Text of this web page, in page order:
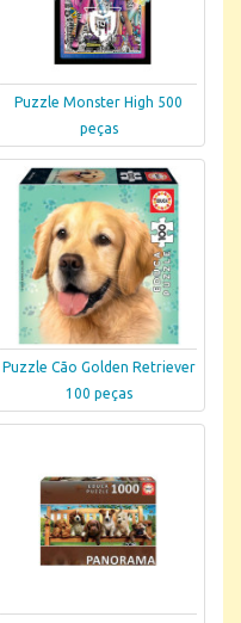
Puzzle Monster High 500
peças
Puzzle Cão Golden Retriever
100 peças